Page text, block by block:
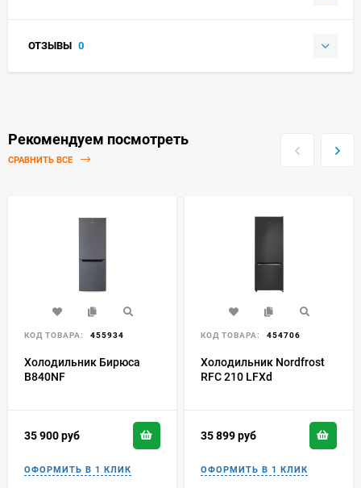
ОТЗЫВЫ 0
Рекомендуем посмотреть
СРАВНИТЬ ВСЕ
КОД ТОВАРА: 455934
Холодильник Бирюса
B840NF
35 900руб
КОД ТОВАРА: 454706
Холодильник Nordfrost
RFC 210 LFXd
35 899руб